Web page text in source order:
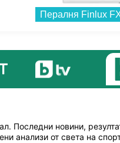
Последни новини,
анализи от света на